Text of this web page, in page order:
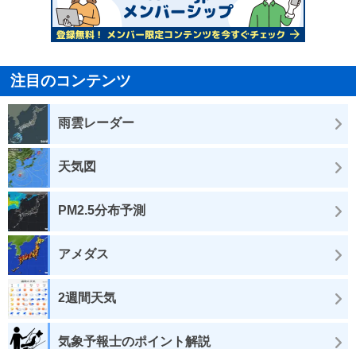
注目のコンテンツ
雨雲レーダー
天気図
PM2.5分布予測
アメダス
2週間天気
気象予報士のポイント解説